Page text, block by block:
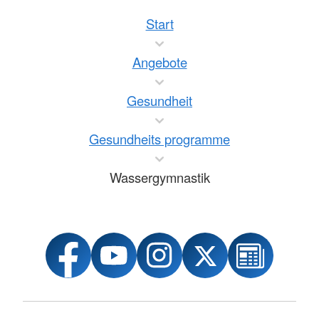
Start
Angebote
Gesundheit
Gesundheits programme
Wassergymnastik